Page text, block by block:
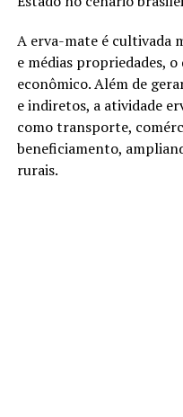
A erva-mate é cultivada
e médias propriedades,
econômico. Além de
e indiretos, a atividade
como transporte,
beneficiamento,
rurais.